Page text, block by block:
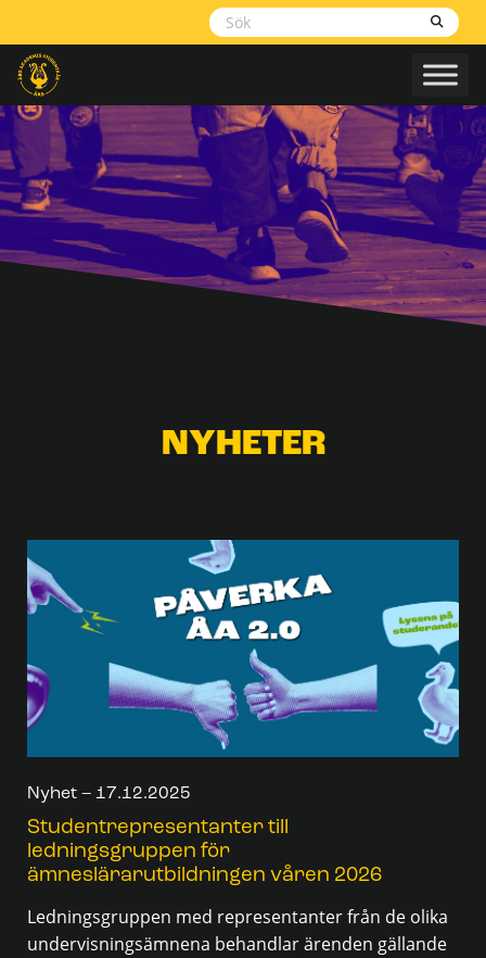
NYHETER
Nyhet – 17.12.2025
Studentrepresentanter till
ledningsgruppen för
ämneslärarutbildningen våren 2026
Ledningsgruppen med representanter från de olika
undervisningsämnena behandlar ärenden gällande